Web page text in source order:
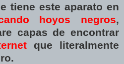
tiene este aparato en
hoyos negros,
capas de encontrar
que literalmente